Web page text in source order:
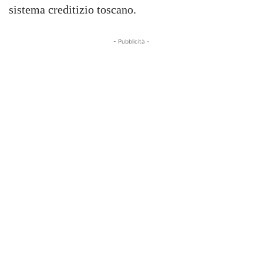
sistema creditizio toscano.
- Pubblicità -